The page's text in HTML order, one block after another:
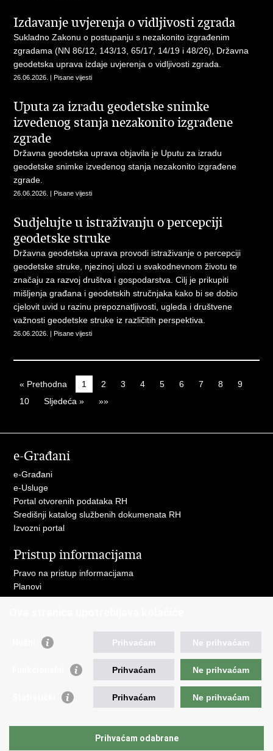
Izdavanje uvjerenja o vidljivosti zgrada
Sukladno Zakonu o postupanju s nezakonito izgrađenim
zgradama (NN 86/12, 143/13, 65/17, 14/19 i 48/26), Državna
geodetska uprava izdaje uvjerenja o vidljivosti zgrada.
26.06.2026. | Pisane vijesti
Uputa za izradu geodetske snimke
izvedenog stanja nezakonito izgrađene
zgrade
Državna geodetska uprava objavila je Uputu za izradu
geodetske snimke izvedenog stanja nezakonito izgrađene
zgrade.
26.06.2026. | Pisane vijesti
Sudjelujte u istraživanju o percepciji
geodetske struke
Državna geodetska uprava provodi istraživanje o percepciji
geodetske struke, njezinoj ulozi u svakodnevnom životu te
značaju za razvoj društva i gospodarstva. Cilj je prikupiti
mišljenja građana i geodetskih stručnjaka kako bi se dobio
cjelovit uvid u razinu prepoznatljivosti, ugleda i društvene
važnosti geodetske struke iz različitih perspektiva.
26.06.2026. | Pisane vijesti
« Prethodna 1 2 3 4 5 6 7 8
9
10
Sljedeća » »»
e-Građani
e-Građani
e-Usluge
Portal otvorenih podataka RH
Središnji katalog službenih dokumenata RH
Izvozni portal
Pristup informacijama
Pravo na pristup informacijama
Planovi
Izvješća
Važne poveznice
Operativni program konkurentnost i kohezija
Hrvatska komora ovlaštenih inženjera geodezije
Prihvaćam Ne prihvaćam
Prihvaćam Ne prihvaćam
Prihvaćam Ne prihvaćam
Prihvaćam odabrane